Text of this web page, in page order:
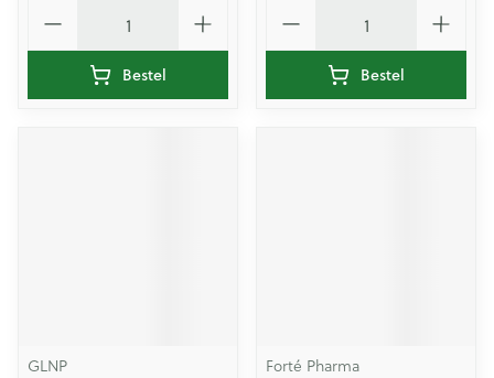
Bestel Bestel
GLNP Forté Pharma